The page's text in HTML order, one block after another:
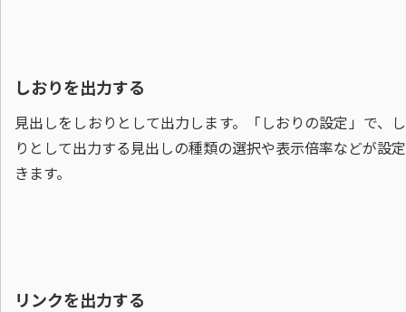
しおりを出力する
見出しをしおりとして出力します。「しおりの設定」で、
りとして出力する見出しの種類の選択や表示倍率などが設
きます。
リンクを出力する